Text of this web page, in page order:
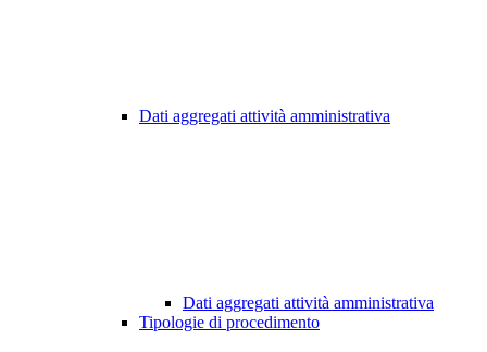
Dati aggregati attività amministrativa
Dati aggregati attività amministrativa
Tipologie di procedimento